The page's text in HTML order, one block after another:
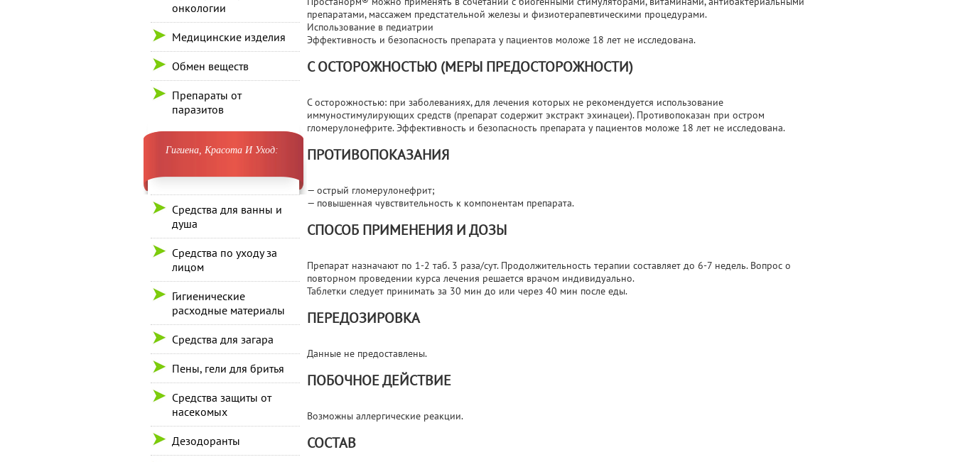
онкологии
Медицинские изделия
Обмен веществ
Препараты от
паразитов
Гигиена, Красота И Уход:
Средства для ванны и
душа
Средства по уходу за
лицом
Гигиенические
расходные материалы
Средства для загара
Пены, гели для бритья
Средства защиты от
насекомых
Дезодоранты
препаратами, массажем предстательной железы и физиотерапевтическими процедурами.
Использование в педиатрии
Эффективность и безопасность препарата у пациентов моложе 18 лет не исследована.
С ОСТОРОЖНОСТЬЮ (МЕРЫ ПРЕДОСТОРОЖНОСТИ)
С осторожностью: при заболеваниях, для лечения которых не рекомендуется использование
иммуностимулирующих средств (препарат содержит экстракт эхинацеи). Противопоказан при остром
гломерулонефрите. Эффективность и безопасность препарата у пациентов моложе 18 лет не исследована.
ПРОТИВОПОКАЗАНИЯ
— острый гломерулонефрит;
— повышенная чувствительность к компонентам препарата.
СПОСОБ ПРИМЕНЕНИЯ И ДОЗЫ
Препарат назначают по 1-2 таб. 3 раза/сут. Продолжительность терапии составляет до 6-7 недель. Вопрос о
повторном проведении курса лечения решается врачом индивидуально.
Таблетки следует принимать за 30 мин до или через 40 мин после еды.
ПЕРЕДОЗИРОВКА
Данные не предоставлены.
ПОБОЧНОЕ ДЕЙСТВИЕ
Возможны аллергические реакции.
СОСТАВ